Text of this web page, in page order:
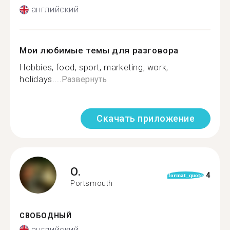
английский
Мои любимые темы для разговора
Hobbies, food, sport, marketing, work,
holidays....Развернуть
Скачать приложение
O.
Portsmouth
format_quote 4
СВОБОДНЫЙ